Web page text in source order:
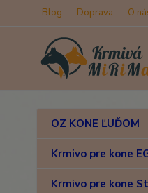
Blog Doprava O
OZ KONE ĽUĎOM
Krmivo pre kone
Krmivo pre kone